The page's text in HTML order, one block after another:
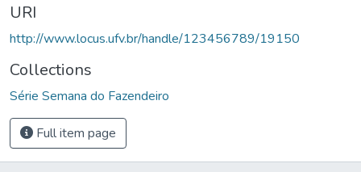
URI
http://www.locus.ufv.br/handle/123456789/19150
Collections
Série Semana do Fazendeiro
Full item page